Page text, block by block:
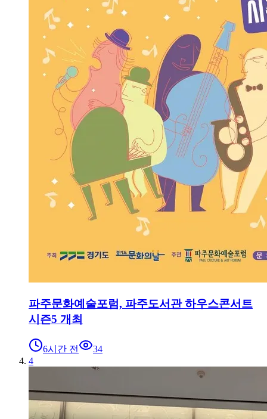
파주문화예술포럼, 파주도서관 하우스콘서트
시즌5 개최
6시간 전
34
4